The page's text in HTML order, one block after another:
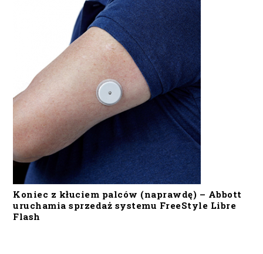
Koniec z kłuciem palców (naprawdę) – Abbott
uruchamia sprzedaż systemu FreeStyle Libre
Flash